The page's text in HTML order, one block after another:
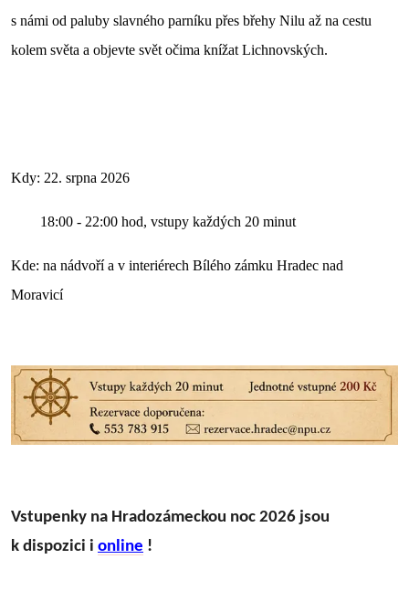
s námi od paluby slavného parníku přes břehy Nilu až na cestu
kolem světa a objevte svět očima knížat Lichnovských.
Kdy: 22. srpna 2026
18:00 - 22:00 hod, vstupy každých 20 minut
Kde: na nádvoří a v interiérech Bílého zámku Hradec nad
Moravicí
Vstupenky na Hradozámeckou noc 2026 jsou
k dispozici i online !